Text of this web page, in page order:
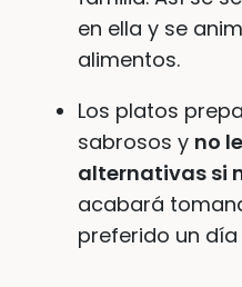
en ella y se
alimentos.
Los platos
sabrosos y no
alternativas si
acabará
preferido un